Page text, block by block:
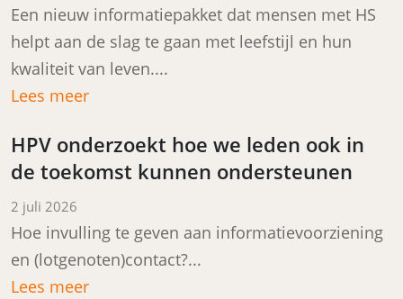
Een nieuw informatiepakket dat mensen met HS
helpt aan de slag te gaan met leefstijl en hun
kwaliteit van leven....
Lees meer
HPV onderzoekt hoe we leden ook in
de toekomst kunnen ondersteunen
Posted on
2 juli 2026
Hoe invulling te geven aan informatievoorziening
en (lotgenoten)contact?...
Lees meer